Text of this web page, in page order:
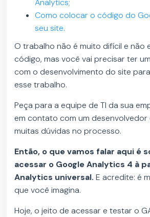
Analytics;
Como colocar o código do
seu site.
O trabalho não é muito difícil e não
código, mas você vai precisar ter
com o desenvolvimento do site
esse trabalho.
Peça para a equipe de TI da sua
em contato com um
muitas dúvidas no processo.
Então, o que vamos falar aqui é
acessar o Google Analytics 4 à
Analytics universal.E acredite: é
que você imagina.
Hoje, o jeito de acessar e testar o